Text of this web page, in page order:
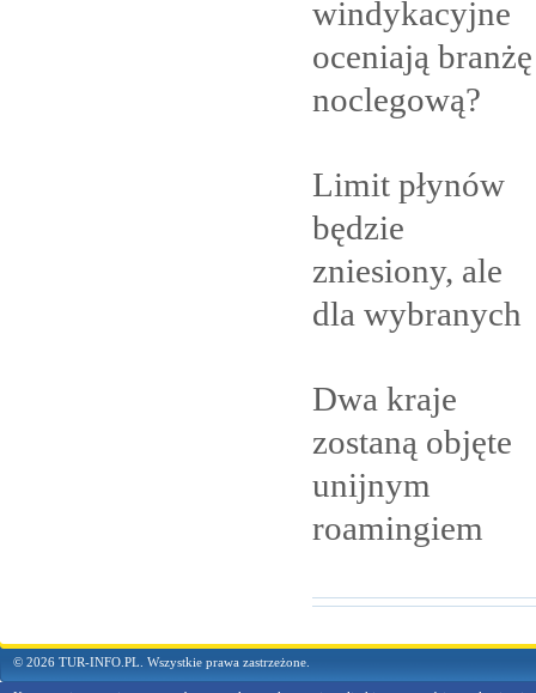
windykacyjne
oceniają branżę
noclegową?
Limit płynów
będzie
zniesiony, ale
dla wybranych
Dwa kraje
zostaną objęte
unijnym
roamingiem
© 2026 TUR-INFO.PL. Wszystkie prawa zastrzeżone.